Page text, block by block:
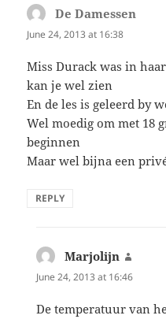
De Damessen
June 24, 2013 at 16:38
Miss Durack was in
kan je wel zien
En de les is geleerd by
Wel moedig om met 18
beginnen
Maar wel bijna een
REPLY
Marjolijn
June 24, 2013 at 16:46
De temperatuur van